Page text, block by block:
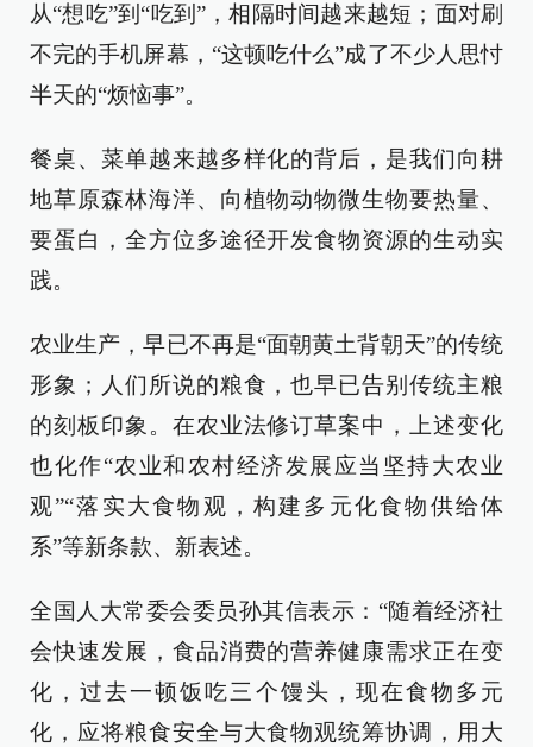
从“想吃”到“吃到”，相隔时间越来越短；面对刷
不完的手机屏幕，“这顿吃什么”成了不少人思忖
半天的“烦恼事”。
餐桌、菜单越来越多样化的背后，是我们向耕
地草原森林海洋、向植物动物微生物要热量、
要蛋白，全方位多途径开发食物资源的生动实
践。
农业生产，早已不再是“面朝黄土背朝天”的传统
形象；人们所说的粮食，也早已告别传统主粮
的刻板印象。在农业法修订草案中，上述变化
也化作“农业和农村经济发展应当坚持大农业
观”“落实大食物观，构建多元化食物供给体
系”等新条款、新表述。
全国人大常委会委员孙其信表示：“随着经济社
会快速发展，食品消费的营养健康需求正在变
化，过去一顿饭吃三个馒头，现在食物多元
化，应将粮食安全与大食物观统筹协调，用大